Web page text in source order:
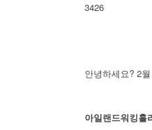
3426
안녕하세요? 2
아일랜드워킹홀